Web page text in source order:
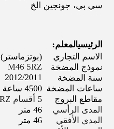
سي بي، جونجين الخ
الرئيسيالمعلم:
الاسم التجاري
(بوتزماستر)
نموذج المضخة
M46 5RZ
سنة المضخة
2012/2011
ساعات المضخة 4500 ساعة
مقاطع البروج
5 أقسام RZ
المدى الرأسي
46 متر
المدى الأفقي
46 متر